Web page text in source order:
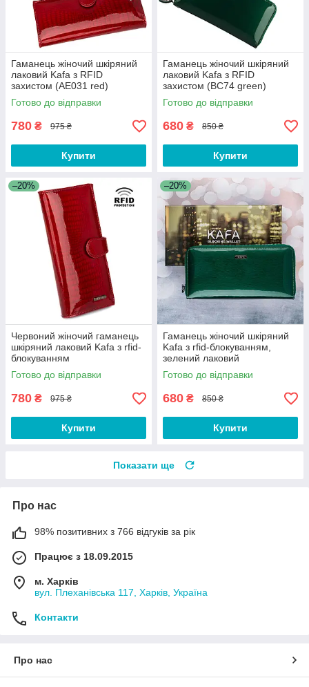
Гаманець жіночий шкіряний
лаковий Kafa з RFID
захистом (AE031 red)
Готово до відправки
780 ₴ 975 ₴
Купити
Гаманець жіночий шкіряний
лаковий Kafa з RFID
захистом (BC74 green)
Готово до відправки
680 ₴ 850 ₴
Купити
–20%
Червоний жіночий гаманець
шкіряний лаковий Kafa з rfid-
блокуванням
Готово до відправки
780 ₴ 975 ₴
Купити
–20%
Гаманець жіночий шкіряний
Kafa з rfid-блокуванням,
зелений лаковий
Готово до відправки
680 ₴ 850 ₴
Купити
Показати ще
Про нас
98% позитивних з 766 відгуків за рік
Працює з 18.09.2015
м. Харків
вул. Плеханівська 117, Харків, Україна
Контакти
Про нас